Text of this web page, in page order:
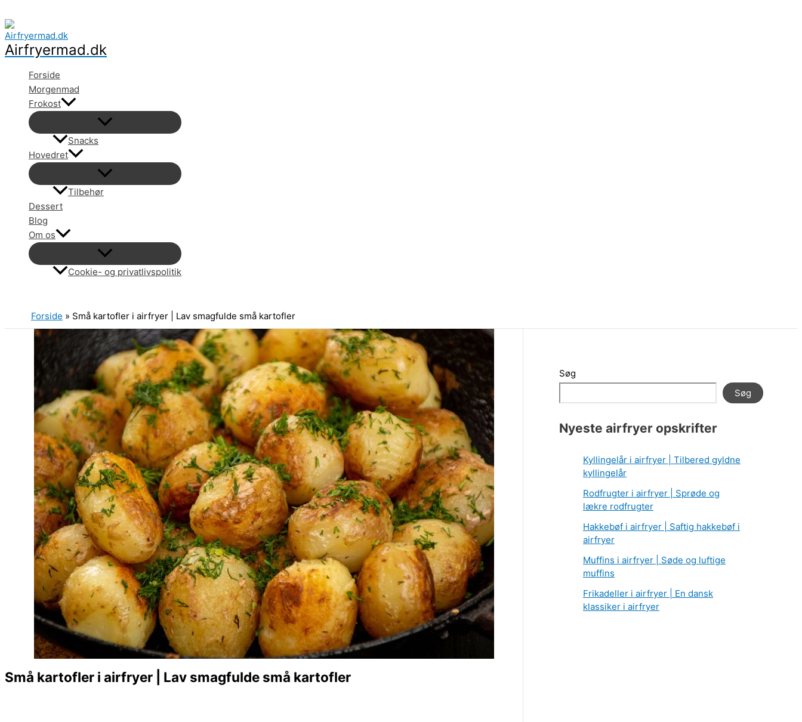
til
indholdet
Airfryermad.dk
Forside
Morgenmad
Frokost
Snacks
Hovedret
Tilbehør
Dessert
Blog
Om os
Cookie- og privatlivspolitik
Forside » Små kartofler i airfryer | Lav smagfulde små kartofler
Små kartofler i airfryer | Lav smagfulde små kartofler
Søg
Søg
Nyeste airfryer opskrifter
Kyllingelår i airfryer | Tilbered gyldne
kyllingelår
Rodfrugter i airfryer | Sprøde og
lækre rodfrugter
Hakkebøf i airfryer | Saftig hakkebøf i
airfryer
Muffins i airfryer | Søde og luftige
muffins
Frikadeller i airfryer | En dansk
klassiker i airfryer